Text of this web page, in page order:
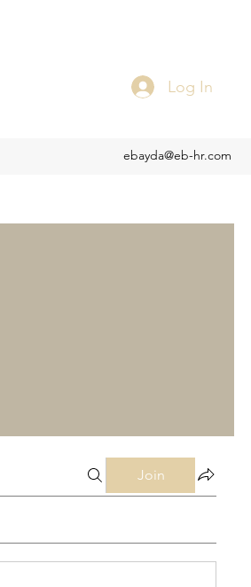
Log In
ebayda@eb-hr.com
Join